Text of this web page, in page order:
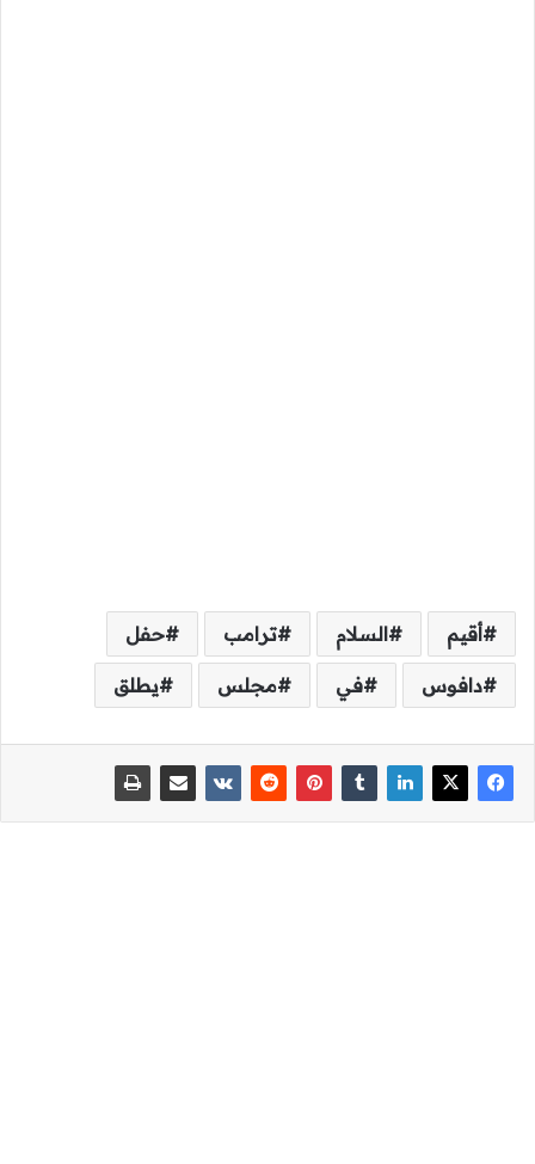
أقيم السلام ترامب حفل
دافوس في مجلس يطلق